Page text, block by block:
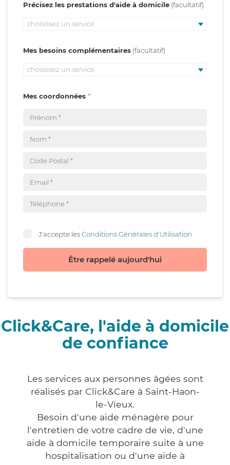
Précisez les prestations d'aide à domicile
choisissez un service
Mes besoins complémentaires
choisissez un service
Mes coordonnées
J'accepte lesConditions Générales d'Utilisation
Être rappelé aujourd'hui
Click&Care, l'aide à domicile
de confiance
Les services aux personnes âgées sont
réalisés par Click&Care à Saint-Haon-
le-Vieux.
Besoin d'une aide ménagère pour
l'entretien de votre cadre de vie, d'une
aide à domicile temporaire suite à une
hospitalisation ou d'une aide à